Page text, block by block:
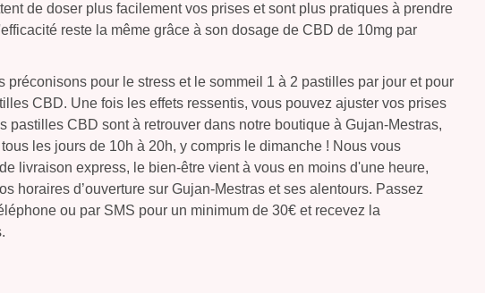
de doser plus facilement vos prises et sont plus pratiques à prendre
reste la même grâce à son dosage de CBD de 10mg par
préconisons pour le stress et le sommeil 1 à 2 pastilles par jour et pour
CBD. Une fois les effets ressentis, vous pouvez ajuster vos prises
pastilles CBD sont à retrouver dans notre boutique à Gujan-Mestras,
les jours de 10h à 20h, y compris le dimanche ! Nous vous
livraison express, le bien-être vient à vous en moins d'une heure,
horaires d’ouverture sur Gujan-Mestras et ses alentours. Passez
ou par SMS pour un minimum de 30€ et recevez la